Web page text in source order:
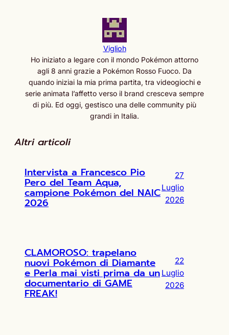
Viglioh
Ho iniziato a legare con il mondo Pokémon attorno
agli 8 anni grazie a Pokémon Rosso Fuoco. Da
quando iniziai la mia prima partita, tra videogiochi e
serie animata l’affetto verso il brand cresceva sempre
di più. Ed oggi, gestisco una delle community più
grandi in Italia.
Altri articoli
Intervista a Francesco Pio
Pero del Team Aqua,
campione Pokémon del NAIC
2026
27
Luglio
2026
CLAMOROSO: trapelano
nuovi Pokémon di Diamante
e Perla mai visti prima da un
documentario di GAME
FREAK!
22
Luglio
2026